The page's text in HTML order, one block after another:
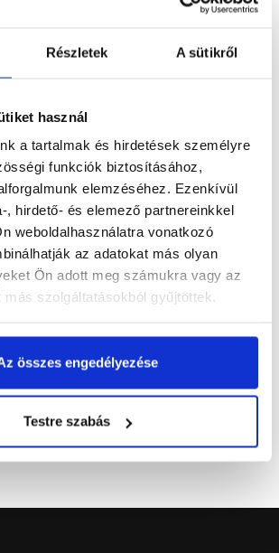
Részletek A sütikről
használ
a tartalmak és hirdetések személyre
funkciók biztosításához,
elemzéséhez. Ezenkívül
, hirdető- és elemező partnereinkkel
weboldalhasználatra vonatkozó
az adatokat más olyan
Ön adott meg számukra vagy az
más szolgáltatásokból gyűjtöttek.
összes engedélyezése
Testre szabás
(1)